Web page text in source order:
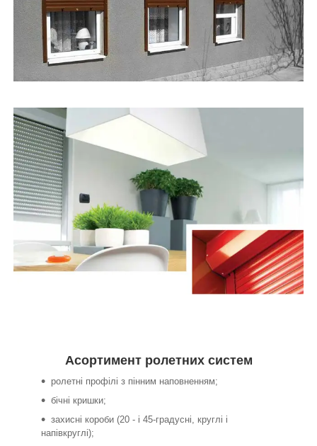
Асортимент ролетних систем
ролетні профілі з пінним наповненням;
бічні кришки;
захисні короби (20 - і 45-градусні, круглі і
напівкруглі);